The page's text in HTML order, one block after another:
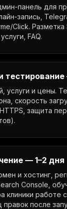
панель для
запись,
Click. Разметка
FAQ.
услуги и цены.
скорость
защита
— 1–2 дня
и хостинг,
Console,
клиники работе
правок после